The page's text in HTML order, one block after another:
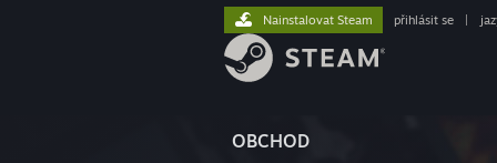
OBCHOD
Nainstalovat Steam přihlásit se